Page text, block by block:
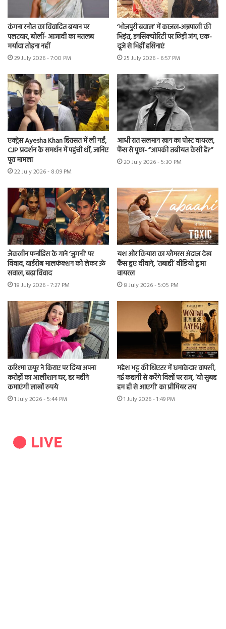
कंगना रनौत का विवादित बयान पर
पलटवार, बोलीं- आजादी का मतलब
मर्यादा तोड़ना नहीं
29 July 2026 - 7:00 PM
‘भोजपुरी बवाल’ में काजल-अम्रपाली की
भिड़ंत, इनसिक्योरिटी पर छिड़ी जंग, एक-
दूजे से भिड़ीं हसिनाएं
25 July 2026 - 6:57 PM
एक्ट्रेस Ayesha Khan हिरासत में ली गईं,
CJP प्रदर्शन के समर्थन में पहुंची थीं, जानिए
पूरा मामला
22 July 2026 - 8:09 PM
आधी रात सलमान खान का पोस्ट वायरल,
फैंस से पूछा- “आपकी तबीयत कैसी है?”
20 July 2026 - 5:30 PM
जैकलीन फर्नांडिस के गाने ‘जुगनी’ पर
विवाद, वार्डरोब मालफंक्शन को लेकर उठे
सवाल, बढ़ा विवाद
18 July 2026 - 7:27 PM
यश और कियारा का ग्लैमरस अंदाज देख
फैंस हुए दीवाने, ‘तबाही’ वीडियो हुआ
वायरल
8 July 2026 - 5:05 PM
करिश्मा कपूर ने किराए पर दिया अपना
करोड़ों का आलीशान घर, हर महीने
कमाएंगी लाखों रुपये
1 July 2026 - 5:44 PM
महेश भट्ट की थिएटर में धमाकेदार वापसी,
नई कहानी से करेंगे दिलों पर राज, ‘वो सुबह
हम ही से आएगी’ का प्रीमियर तय
1 July 2026 - 1:49 PM